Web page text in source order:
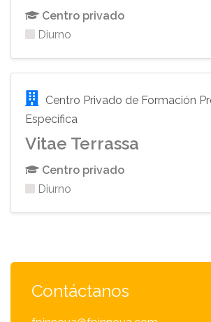
Centro privado
Diurno
Centro Privado de Formación
Específica
Vitae Terrassa
Centro privado
Diurno
Contáctanos